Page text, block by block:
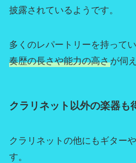
披露されているようです。
多くのレパートリーを持って
奏歴の長さや能力の高さが伺
クラリネット以外の楽器も
クラリネットの他にもギター
す。